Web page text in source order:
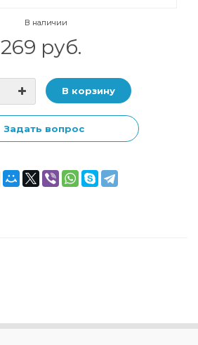
В наличии
269 руб.
В корзину
Задать вопрос